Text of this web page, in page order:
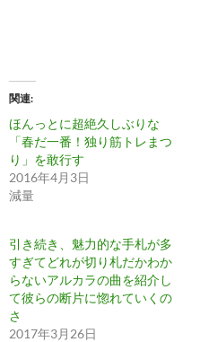
関連
ほんっとに超絶久しぶりな
「春だ一番！独り筋トレまつ
り」を敢行す
2016年4月3日
減量
引き続き、魅力的な手札が多
すぎてどれが切り札だかわか
らないアルカラの曲を紹介し
て彼らの断片に惚れていくの
さ
2017年3月26日